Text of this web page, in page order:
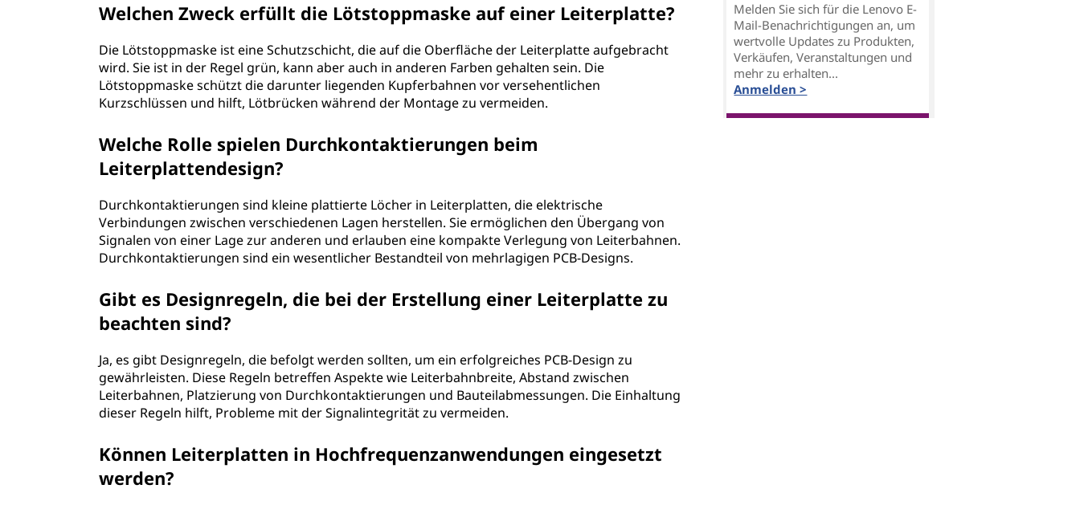
Welchen Zweck erfüllt die Lötstoppmaske auf einer Leiterplatte?
Die Lötstoppmaske ist eine Schutzschicht, die auf die Oberfläche der Leiterplatte aufgebracht
wird. Sie ist in der Regel grün, kann aber auch in anderen Farben gehalten sein. Die
Lötstoppmaske schützt die darunter liegenden Kupferbahnen vor versehentlichen
Kurzschlüssen und hilft, Lötbrücken während der Montage zu vermeiden.
Welche Rolle spielen Durchkontaktierungen beim
Leiterplattendesign?
Durchkontaktierungen sind kleine plattierte Löcher in Leiterplatten, die elektrische
Verbindungen zwischen verschiedenen Lagen herstellen. Sie ermöglichen den Übergang von
Signalen von einer Lage zur anderen und erlauben eine kompakte Verlegung von Leiterbahnen.
Durchkontaktierungen sind ein wesentlicher Bestandteil von mehrlagigen PCB-Designs.
Gibt es Designregeln, die bei der Erstellung einer Leiterplatte zu
beachten sind?
Ja, es gibt Designregeln, die befolgt werden sollten, um ein erfolgreiches PCB-Design zu
gewährleisten. Diese Regeln betreffen Aspekte wie Leiterbahnbreite, Abstand zwischen
Leiterbahnen, Platzierung von Durchkontaktierungen und Bauteilabmessungen. Die Einhaltung
dieser Regeln hilft, Probleme mit der Signalintegrität zu vermeiden.
Können Leiterplatten in Hochfrequenzanwendungen eingesetzt
werden?
Melden Sie sich für die Lenovo E-
Mail-Benachrichtigungen an, um
wertvolle Updates zu Produkten,
Verkäufen, Veranstaltungen und
mehr zu erhalten...
Anmelden >